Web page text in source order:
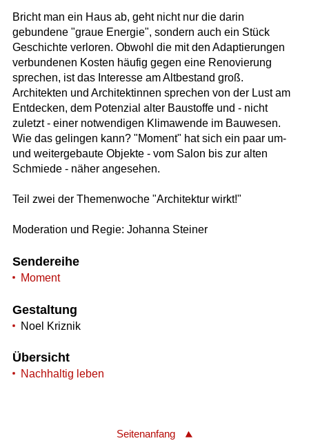
Bricht man ein Haus ab, geht nicht nur die darin
gebundene "graue Energie", sondern auch ein Stück
Geschichte verloren. Obwohl die mit den Adaptierungen
verbundenen Kosten häufig gegen eine Renovierung
sprechen, ist das Interesse am Altbestand groß.
Architekten und Architektinnen sprechen von der Lust am
Entdecken, dem Potenzial alter Baustoffe und - nicht
zuletzt - einer notwendigen Klimawende im Bauwesen.
Wie das gelingen kann? "Moment" hat sich ein paar um-
und weitergebaute Objekte - vom Salon bis zur alten
Schmiede - näher angesehen.
Teil zwei der Themenwoche "Architektur wirkt!"
Moderation und Regie: Johanna Steiner
Sendereihe
Moment
Gestaltung
Noel Kriznik
Übersicht
Nachhaltig leben
Seitenanfang